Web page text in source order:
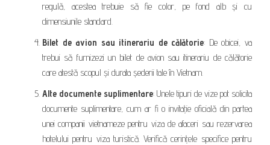
regulă, acestea trebuie să fie color, pe fond alb și cu
dimensiunile standard.
Bilet de avion sau itinerariu de călătorie: De obicei, va
trebui să furnizezi un bilet de avion sau itinerariu de călătorie
care atestă scopul și durata șederii tale în Vietnam.
Alte documente suplimentare: Unele tipuri de vize pot solicita
documente suplimentare, cum ar fi o invitație oficială din partea
unei companii vietnameze pentru viza de afaceri sau rezervarea
hotelului pentru viza turistică. Verifică cerințele specifice pentru